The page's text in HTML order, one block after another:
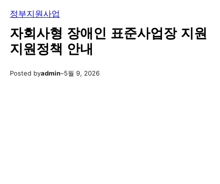
정부지원사업
자회사형 장애인 표준사업장 지원
지원정책 안내
Posted byadmin–5월 9, 2026